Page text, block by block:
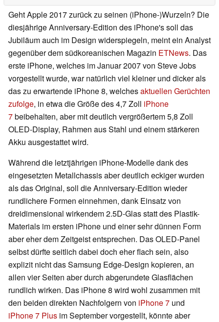
Geht Apple 2017 zurück zu seinen (iPhone-)Wurzeln? Die
diesjährige Anniversary-Edition des iPhone's soll das
Jubiläum auch im Design widerspiegeln, meint ein Analyst
gegenüber dem südkoreanischen Magazin ETNews. Das
erste iPhone, welches im Januar 2007 von Steve Jobs
vorgestellt wurde, war natürlich viel kleiner und dicker als
das zu erwartende iPhone 8, welchesaktuellen Gerüchten
zufolge, in etwa die Größe des 4,7 Zoll iPhone
7beibehalten, aber mit deutlich vergrößertem 5,8 Zoll
OLED-Display, Rahmen aus Stahl und einem stärkeren
Akku ausgestattet wird.
Während die letztjährigen iPhone-Modelle dank des
eingesetzten Metallchassis aber deutlich eckiger wurden
als das Original, soll die Anniversary-Edition wieder
rundlichere Formen einnehmen, dank Einsatz von
dreidimensional wirkendem 2.5D-Glas statt des Plastik-
Materials im ersten iPhone und einer sehr dünnen Form
aber eher dem Zeitgeist entsprechen. Das OLED-Panel
selbst dürfte seitlich dabei doch eher flach sein, also
explizit nicht das Samsung Edge-Design kopieren, an
allen vier Seiten aber durch abgerundete Glasflächen
rundlich wirken. Das iPhone 8 wird wohl zusammen mit
den beiden direkten Nachfolgern von iPhone 7 und
iPhone 7 Plus im September vorgestellt, könnte aber